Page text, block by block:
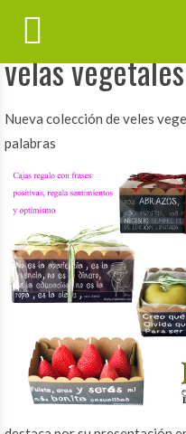
Regala
velas vegetales
Nueva colección de veles
palabras